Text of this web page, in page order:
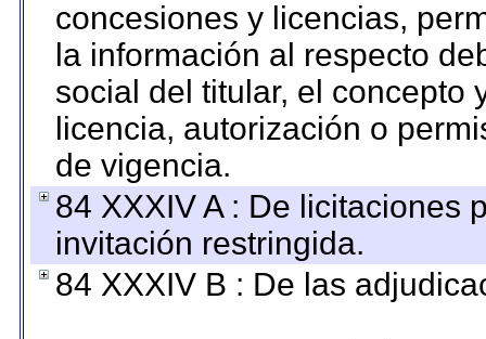
concesiones y licencias,
la información al respecto
social del titular, el concepto
licencia, autorización o
de vigencia.
84 XXXIV A : De licitaciones
invitación restringida.
84 XXXIV B : De las